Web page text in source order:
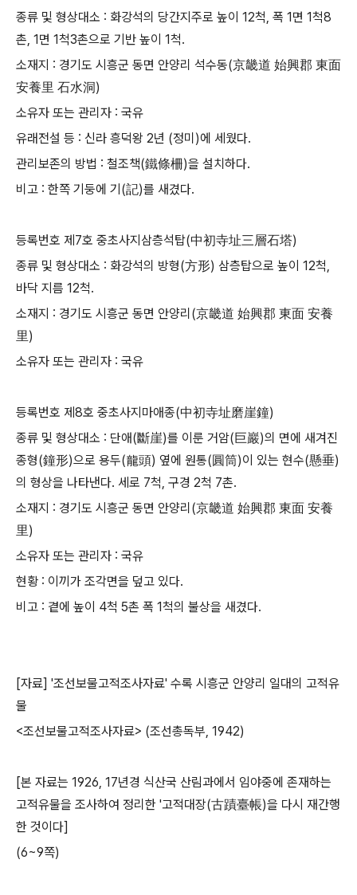
종류 및 형상대소 : 화강석의 당간지주로 높이 12척, 폭 1면 1척8
촌, 1면 1척3촌으로 기반 높이 1척.
소재지 : 경기도 시흥군 동면 안양리 석수동(京畿道 始興郡 東面
安養里 石水洞)
소유자 또는 관리자 : 국유
유래전설 등 : 신라 흥덕왕 2년 (정미 )에 세웠다.
관리보존의 방법 : 철조책(鐵條柵)을 설치하다.
비고 : 한쪽 기둥에 기 (記)를 새겼다.
등록번호 제 7호 중초사지삼층석탑(中初寺址三層石塔)
종류 및 형상대소 : 화강석의 방형(方形) 삼층탑으로 높이 12척,
바닥 지름 12척.
소재지 : 경기도 시흥군 동면 안양리 (京畿道 始興郡 東面 安養
里)
소유자 또는 관리자 : 국유
등록번호 제 8호 중초사지마애종(中初寺址磨崖鐘)
종류 및 형상대소 : 단애(斷崖)를 이룬 거암(巨巖)의 면에 새겨진
종형(鐘形)으로 용두(龍頭) 옆에 원통(圓筒)이 있는 현수(懸垂)
의 형상을 나타낸다. 세로 7척, 구경 2척 7촌.
소재지 : 경기도 시흥군 동면 안양리 (京畿道 始興郡 東面 安養
里)
소유자 또는 관리자 : 국유
현황 : 이끼가 조각면을 덮고 있다.
비고 : 곁에 높이 4척 5촌 폭 1척의 불상을 새겼다.
[자료] '조선보물고적조사자료' 수록 시흥군 안양리 일대의 고적유
물
<조선보물고적조사자료> (조선총독부, 1942)
[본 자료는 1926, 17년경 식산국 산림과에서 임야중에 존재하는
고적유물을 조사하여 정리한 '고적대장(古蹟臺帳)을 다시 재간행
한 것이다]
(6~9쪽)